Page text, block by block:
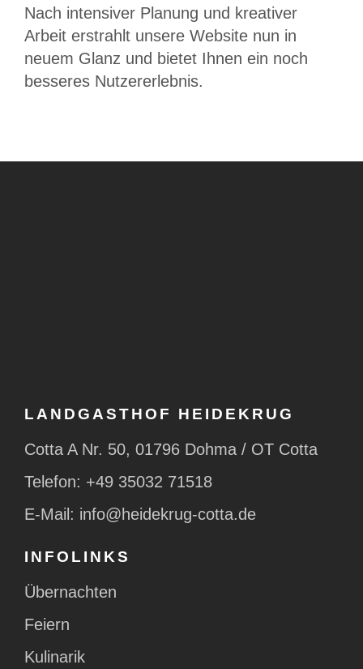
Nach intensiver Planung und kreativer
Arbeit erstrahlt unsere Website nun in
neuem Glanz und bietet Ihnen ein noch
besseres Nutzererlebnis.
LANDGASTHOF HEIDEKRUG
Cotta A Nr. 50, 01796 Dohma / OT Cotta
Telefon: +49 35032 71518
E-Mail: info@heidekrug-cotta.de
INFOLINKS
Übernachten
Feiern
Kulinarik